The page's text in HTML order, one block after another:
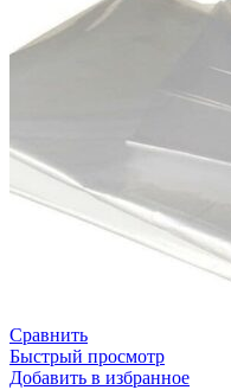
Сравнить
Быстрый просмотр
Добавить в избранное